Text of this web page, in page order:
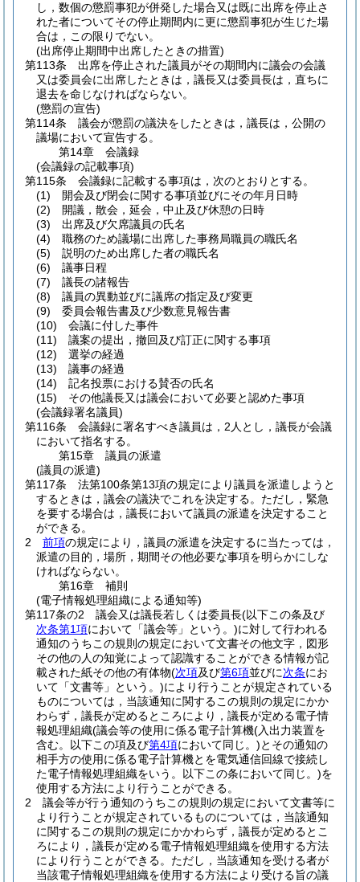
し，数個の懲罰事犯が併発した場合又は既に出席を停止さ
れた者についてその停止期間内に更に懲罰事犯が生じた場
合は，この限りでない。
(出席停止期間中出席したときの措置)
第113条
出席を停止された議員がその期間内に議会の会議
又は委員会に出席したときは，議長又は委員長は，直ちに
退去を命じなければならない。
(懲罰の宣告)
第114条
議会が懲罰の議決をしたときは，議長は，公開の
議場において宣告する。
第14章
会議録
(会議録の記載事項)
第115条
会議録に記載する事項は，次のとおりとする。
(1)
開会及び閉会に関する事項並びにその年月日時
(2)
開議，散会，延会，中止及び休憩の日時
(3)
出席及び欠席議員の氏名
(4)
職務のため議場に出席した事務局職員の職氏名
(5)
説明のため出席した者の職氏名
(6)
議事日程
(7)
議長の諸報告
(8)
議員の異動並びに議席の指定及び変更
(9)
委員会報告書及び少数意見報告書
(10)
会議に付した事件
(11)
議案の提出，撤回及び訂正に関する事項
(12)
選挙の経過
(13)
議事の経過
(14)
記名投票における賛否の氏名
(15)
その他議長又は議会において必要と認めた事項
(会議録署名議員)
第116条
会議録に署名すべき議員は，2人とし，議長が会議
において指名する。
第15章
議員の派遣
(議員の派遣)
第117条
法第100条第13項の規定により議員を派遣しようと
するときは，議会の議決でこれを決定する。 ただし，緊急
を要する場合は，議長において議員の派遣を決定すること
ができる。
2
前項の規定により，議員の派遣を決定するに当たっては，
派遣の目的，場所，期間その他必要な事項を明らかにしな
ければならない。
第16章
補則
(電子情報処理組織による通知等)
第117条の2
議会又は議長若しくは委員長(以下この条及び
次条第1項において「議会等」という。)に対して行われる
通知のうちこの規則の規定において文書その他文字，図形
その他の人の知覚によって認識することができる情報が記
載された紙その他の有体物(次項及び第6項並びに次条にお
いて「文書等」という。)により行うことが規定されている
ものについては，当該通知に関するこの規則の規定にかか
わらず，議長が定めるところにより，議長が定める電子情
報処理組織(議会等の使用に係る電子計算機(入出力装置を
含む。以下この項及び第4項において同じ。)とその通知の
相手方の使用に係る電子計算機とを電気通信回線で接続し
た電子情報処理組織をいう。以下この条において同じ。)を
使用する方法により行うことができる。
2
議会等が行う通知のうちこの規則の規定において文書等に
より行うことが規定されているものについては，当該通知
に関するこの規則の規定にかかわらず，議長が定めるとこ
ろにより，議長が定める電子情報処理組織を使用する方法
により行うことができる。 ただし，当該通知を受ける者が
当該電子情報処理組織を使用する方法により受ける旨の議